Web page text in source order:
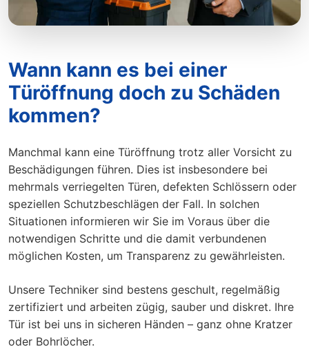
Wann kann es bei einer
Türöffnung doch zu Schäden
kommen?
Manchmal kann eine Türöffnung trotz aller Vorsicht zu
Beschädigungen führen. Dies ist insbesondere bei
mehrmals verriegelten Türen, defekten Schlössern oder
speziellen Schutzbeschlägen der Fall. In solchen
Situationen informieren wir Sie im Voraus über die
notwendigen Schritte und die damit verbundenen
möglichen Kosten, um Transparenz zu gewährleisten.
Unsere Techniker sind bestens geschult, regelmäßig
zertifiziert und arbeiten zügig, sauber und diskret. Ihre
Tür ist bei uns in sicheren Händen – ganz ohne Kratzer
oder Bohrlöcher.